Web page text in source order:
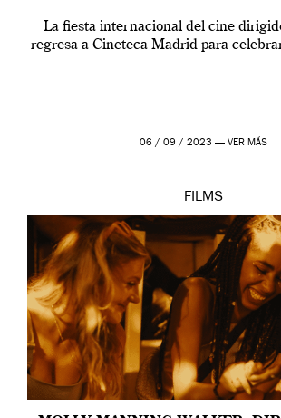
La fiesta internacional del cine
regresa a Cineteca Madrid para
06 / 09 / 2023 — VER MÁS
FILMS